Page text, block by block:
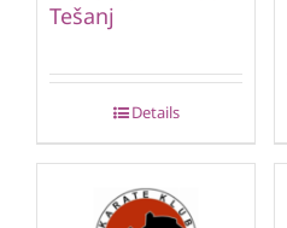
Tešanj
Details